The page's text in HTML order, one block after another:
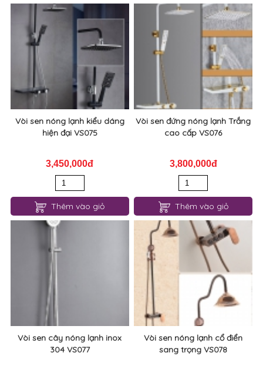
Vòi sen nóng lạnh kiểu dáng
hiện đại VS075
3,450,000đ
Thêm vào giỏ
Vòi sen đứng nóng lạnh Trắng
cao cấp VS076
3,800,000đ
Thêm vào giỏ
Vòi sen cây nóng lạnh inox
304 VS077
Vòi sen nóng lạnh cổ điển
sang trọng VS078